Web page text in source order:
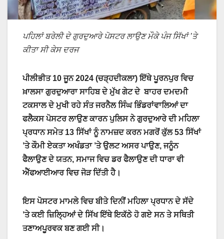
ਪਹਿਲਾਂ ਬਰੇਲੀ ਦੇ ਗੁਰਦੁਆਰੇ ਪੋਸਟਰ ਲਾਉਣ ਮੌਕੇ ਪੰਜ ਸਿੱਖਾਂ ’ਤੇ
ਕੀਤਾ ਸੀ ਕੇਸ ਦਰਜ
ਪੀਲੀਭੀਤ 10 ਜੂਨ2024 (ਚੜ੍ਹਦੀਕਲਾ) ਇੱਥੇ ਪੂਰਨਪੁਰ ਵਿਚ
ਖ਼ਾਲਸਾ ਗੁਰਦੁਆਰਾ ਸਾਹਿਬ ਦੇ ਮੁੱਖ ਗੇਟ ਦੇ ਬਾਹਰ ਦਮਦਮੀ
ਟਕਸਾਲ ਦੇ ਮੁਖੀ ਰਹੇ ਸੰਤ ਜਰਨੈਲ ਸਿੰਘ ਭਿੰਡਰਾਂਵਾਲਿਆਂ ਦਾ
ਫਲੈਕਸ ਪੋਸਟਰ ਲਾਉਣ ਕਾਰਨ ਪੁਲਿਸ ਨੇ ਗੁਰਦੁਆਰੇ ਦੀ ਮਹਿਲਾ
ਪ੍ਰਧਾਨ ਸਮੇਤ 13 ਸਿੱਖਾਂ ਨੂੰ ਨਾਮਜ਼ਦ ਕਰਨ ਮਗਰੋਂ ਕੁੱਲ 53 ਸਿੱਖਾਂ
’ਤੇ ਕੌਮੀ ਏਕਤਾ ਅਖੰਡਤਾ ’ਤੇ ਉਲਟ ਅਸਰ ਪਾਉਣ, ਜਨੂੰਨ
ਫੈਲਾਉਣ ਦੇ ਯਤਨ, ਸਮਾਜ ਵਿਚ ਡਰ ਫੈਲਾਉਣ ਦੀ ਧਾਰਾ ਵੀ
ਐੱਫਆਈਆਰ ਵਿਚ ਜੋੜ ਦਿੱਤੀ ਹੈ।
ਇਸ ਪੋਸਟਰ ਮਾਮਲੇ ਵਿਚ ਬੀਤੇ ਦਿਨੀਂ ਮਹਿਲਾ ਪ੍ਰਧਾਨ ਦੇ ਸੱਦੇ
’ਤੇ ਕਈ ਜ਼ਿਲ੍ਹਿਆਂ ਦੇ ਸਿੱਖ ਇੱਥੇ ਇਕੱਠੇ ਹੋ ਗਏ ਸਨ ਤੇ ਸਥਿਤੀ
ਤਣਾਅਪੂਰਵਕ ਬਣ ਗਈ ਸੀ।